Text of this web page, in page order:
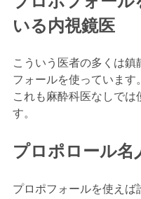
いる内視鏡医
こういう医者の多くは鎮
フォールを使っています。
これも麻酔科医なしでは
す。
プロポロール名
プロポフォールを使えば